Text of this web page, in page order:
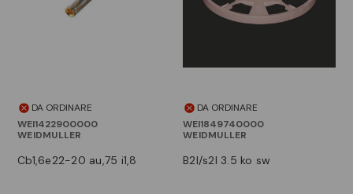
DA ORDINARE
WEI1422900000
WEIDMULLER
cb1,6e22-20 au,75 i1,8
DA ORDINARE
WEI1849740000
WEIDMULLER
b2l/s2l 3.5 ko sw